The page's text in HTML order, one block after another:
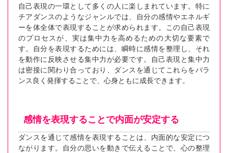
自己表現の一環として多くの人に楽しまれています。特に
チアダンスのようなジャンルでは、自分の感情やエネルギ
ーを体全体で表現することが求められます。この自己表現
のプロセスが、実は集中力を高めるための大切な要素で
す。自分を表現するためには、瞬時に感情を整理し、それ
を動作に反映させる集中力が必要です。自己表現と集中力
は密接に関わり合っており、ダンスを通じてこれらをバラ
ンス良く発揮することで、心身ともに成長できます。
感情を表現することで内面が安定する
ダンスを通じて感情を表現することは、内面的な安定につ
ながります。自分の思いを動きで伝えることで、心の整理